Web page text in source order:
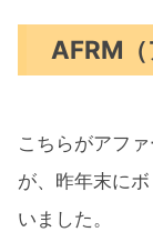
AFRM（
こちらがアフ
が、昨年末に
いました。